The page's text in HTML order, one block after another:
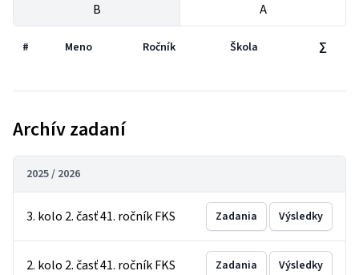
B A
# Meno Ročník Škola ∑
Archív zadaní
2025 / 2026
3. kolo 2. časť 41. ročník FKS Zadania Výsledky
2. kolo 2. časť 41. ročník FKS Zadania Výsledky